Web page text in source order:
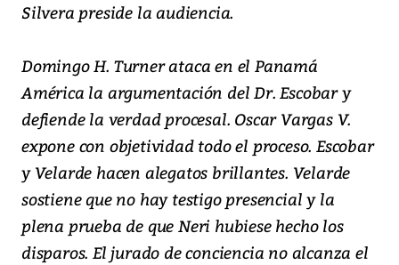
Silvera preside la audiencia.
Domingo H. Turner ataca en el Panamá
América la argumentación del Dr. Escobar y
defiende la verdad procesal. Oscar Vargas V.
expone con objetividad todo el proceso. Escobar
y Velarde hacen alegatos brillantes. Velarde
sostiene que no hay testigo presencial y la
plena prueba de que Neri hubiese hecho los
disparos. El jurado de conciencia no alcanza el